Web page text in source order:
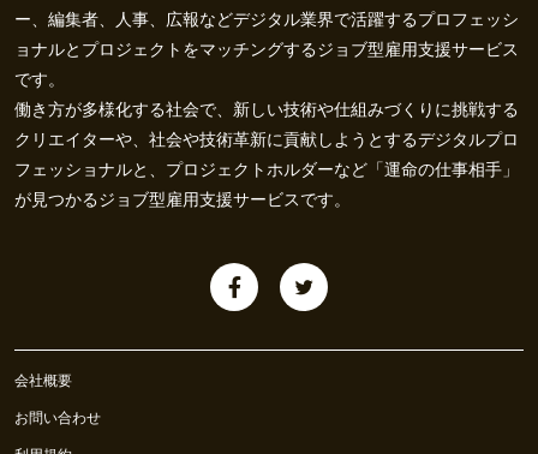
ー、編集者、人事、広報などデジタル業界で活躍するプロフェッシ
ョナルとプロジェクトをマッチングするジョブ型雇用支援サービス
です。
働き方が多様化する社会で、新しい技術や仕組みづくりに挑戦する
クリエイターや、社会や技術革新に貢献しようとするデジタルプロ
フェッショナルと、プロジェクトホルダーなど「運命の仕事相手」
が見つかるジョブ型雇用支援サービスです。
会社概要
お問い合わせ